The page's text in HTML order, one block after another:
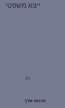
ייצוג משפטי
01
הזכות שלך